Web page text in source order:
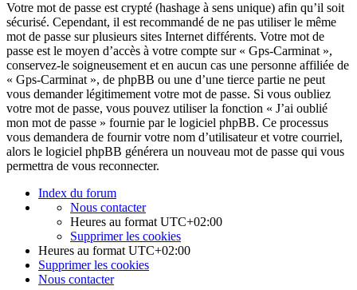
Votre mot de passe est crypté (hashage à sens unique) afin qu’il soit
sécurisé. Cependant, il est recommandé de ne pas utiliser le même
mot de passe sur plusieurs sites Internet différents. Votre mot de
passe est le moyen d’accès à votre compte sur « Gps-Carminat »,
conservez-le soigneusement et en aucun cas une personne affiliée de
« Gps-Carminat », de phpBB ou une d’une tierce partie ne peut
vous demander légitimement votre mot de passe. Si vous oubliez
votre mot de passe, vous pouvez utiliser la fonction « J’ai oublié
mon mot de passe » fournie par le logiciel phpBB. Ce processus
vous demandera de fournir votre nom d’utilisateur et votre courriel,
alors le logiciel phpBB générera un nouveau mot de passe qui vous
permettra de vous reconnecter.
Index du forum
Nous contacter
Heures au format UTC+02:00
Supprimer les cookies
Heures au format UTC+02:00
Supprimer les cookies
Nous contacter